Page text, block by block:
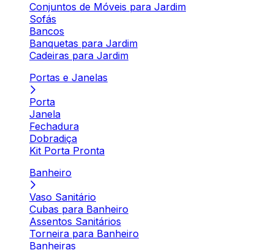
Conjuntos de Móveis para Jardim
Sofás
Bancos
Banquetas para Jardim
Cadeiras para Jardim
Portas e Janelas
Porta
Janela
Fechadura
Dobradiça
Kit Porta Pronta
Banheiro
Vaso Sanitário
Cubas para Banheiro
Assentos Sanitários
Torneira para Banheiro
Banheiras